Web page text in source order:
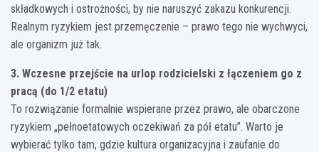
składkowych i ostrożności, by nie naruszyć zakazu konkurencji.
Realnym ryzykiem jest przemęczenie – prawo tego nie wychwyci,
ale organizm już tak.
3. Wczesne przejście na urlop rodzicielski z łączeniem go z
pracą (do 1/2 etatu)
To rozwiązanie formalnie wspierane przez prawo, ale obarczone
ryzykiem „pełnoetatowych oczekiwań za pół etatu”. Warto je
wybierać tylko tam, gdzie kultura organizacyjna i zaufanie do